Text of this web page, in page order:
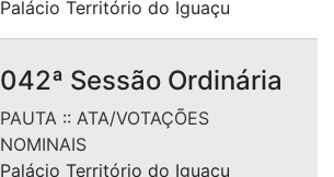
Palácio Território do Iguaçu
042ª Sessão Ordinária
PAUTA :: ATA/VOTAÇÕES
NOMINAIS
Palácio Território do Iguaçu